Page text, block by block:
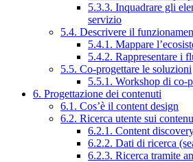
5.3.3. Inquadrare gli
servizio
5.4. Descrivere il
5.4.1. Mappare
5.4.2. Rappresentare i
5.5. Co-progettare le soluzioni
5.5.1. Workshop di co-
6. Progettazione dei contenuti
6.1. Cos’è il content design
6.2. Ricerca utente sui
6.2.1. Content
6.2.2. Dati di ricerca
6.2.3. Ricerca tramite